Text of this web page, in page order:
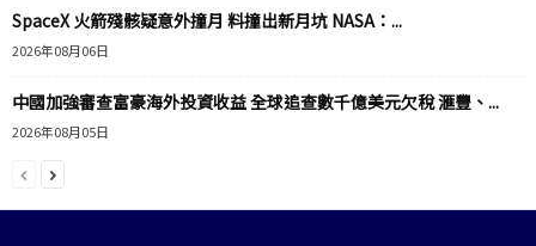
SpaceX 火箭殘骸疑意外撞月 料撞出新月坑 NASA：...
2026年08月06日
中國加強審查富豪海外投資收益 全球追查數千億美元欠稅 滙豐、...
2026年08月05日